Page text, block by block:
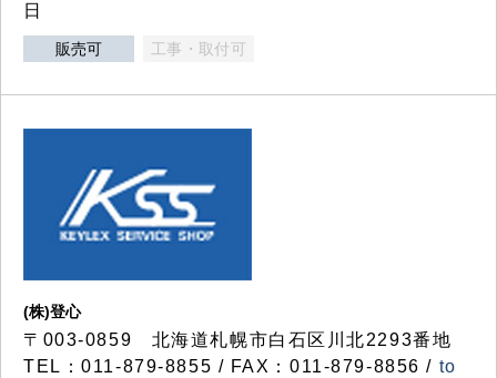
日
販売可 工事・取付可
(株)登心
〒003-0859 北海道札幌市白石区川北2293番地
TEL：011-879-8855 / FAX：011-879-8856 / to